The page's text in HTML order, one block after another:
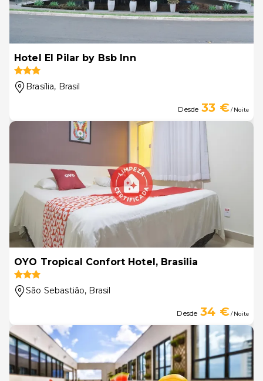
Hotel El Pilar by Bsb Inn
Brasília, Brasil
Desde 33 €/ Noite
OYO Tropical Confort Hotel, Brasilia
São Sebastião, Brasil
Desde 34 €/ Noite